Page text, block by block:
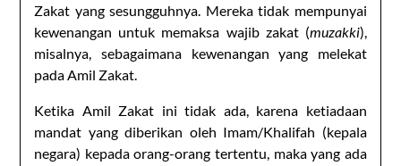
Zakat yang sesungguhnya. Mereka tidak mempunyai
kewenangan untuk memaksa wajib zakat (muzakki),
misalnya, sebagaimana kewenangan yang melekat
pada Amil Zakat.
Ketika Amil Zakat ini tidak ada, karena ketiadaan
mandat yang diberikan oleh Imam/Khalifah (kepala
negara) kepada orang-orang tertentu, maka yang ada